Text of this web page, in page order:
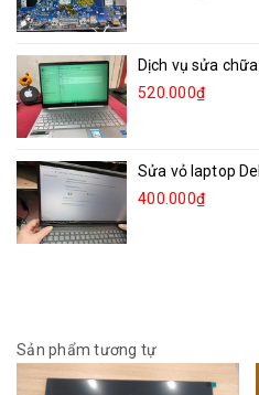
Dịch vụ sửa
520.000₫
Sửa vỏ laptop
400.000₫
Sản phẩm tương tự